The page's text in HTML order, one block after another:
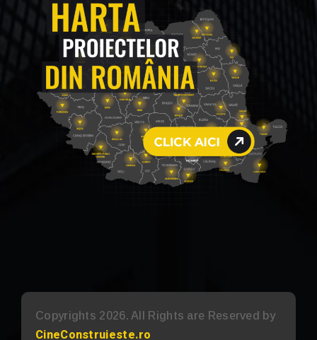
Copyrights 2026. All Rights are Reserved by
CineConstruieste.ro